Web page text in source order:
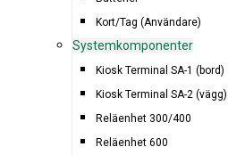
Kort/Tag (Användare)
Systemkomponenter
Kiosk Terminal SA-1 (bord)
Kiosk Terminal SA-2 (vägg)
Reläenhet 300/400
Reläenhet 600